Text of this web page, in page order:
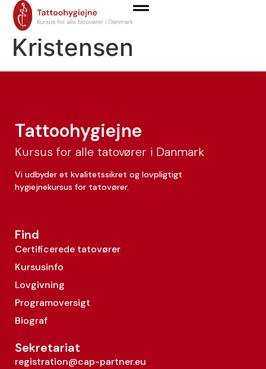
Lykke Ditmer-
Kristensen
Tattoohygiejne
Kursus for alle tatovører i Danmark
Vi udbyder et kvalitetssikret og lovpligtigt
hygiejnekursus for tatovører.
Find
Certificerede tatovører
Kursusinfo
Lovgivning
Programoversigt
Biograf
Sekretariat
registration@cap-partner.eu